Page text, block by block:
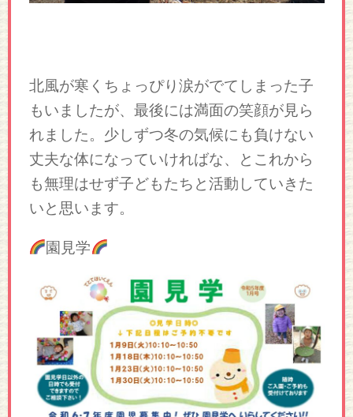
北風が寒くちょっぴり涙がでてしまった子
もいましたが、最後には満面の笑顔が見ら
れました。少しずつ冬の気候にも負けない
丈夫な体になっていければな、とこれから
も無理はせず子どもたちと活動していきた
いと思います。
園見学